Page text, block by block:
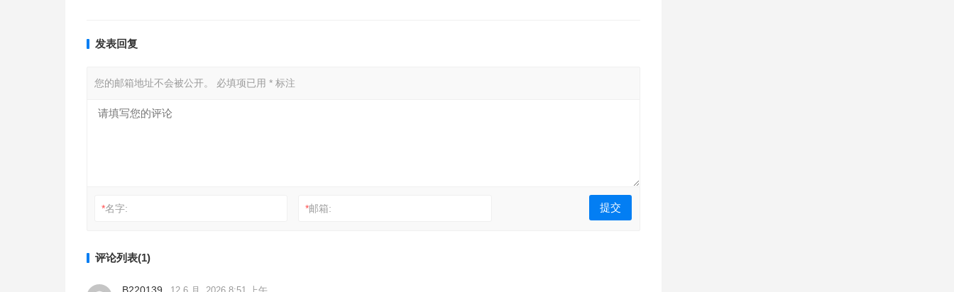
发表回复
您的邮箱地址不会被公开。 必填项已用 * 标注
*名字: *邮箱:
评论列表(1)